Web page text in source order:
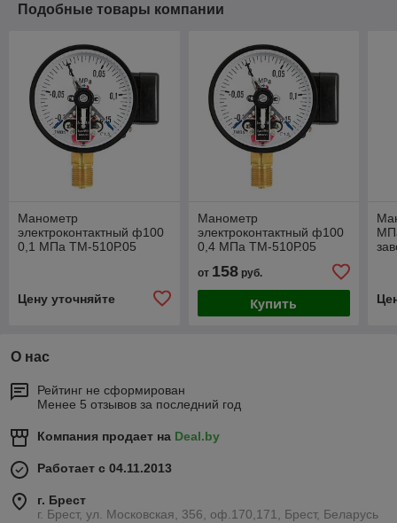
Подобные товары компании
Манометр
электроконтактный ф100
0,1 МПа ТМ-510Р.05
Цену уточняйте
Манометр
электроконтактный ф100
0,4 МПа ТМ-510Р.05
М20х1,5 кл.т.1,5 (исп.5) (с
заводской поверкой)
от 158руб.
Купить
О нас
Рейтинг не сформирован
Менее 5 отзывов за последний год
Компания продает на Deal.by
Работает с 04.11.2013
г. Брест
г. Брест, ул. Московская, 356, оф.170,171, Брест, Беларусь